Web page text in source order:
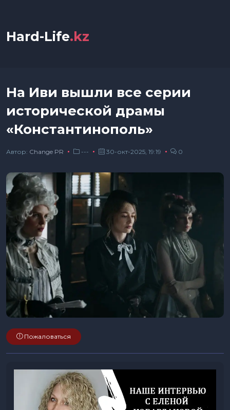
Hard-Life.kz
На Иви вышли все серии
исторической драмы
«Константинополь»
Автор: Сhange PR --- 30-окт-2025, 19:19 0
Пожаловаться